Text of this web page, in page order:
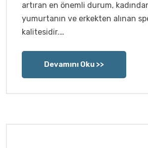
artıran en önemli durum,
yumurtanın ve erkekten alınan
kalitesidir.…
Devamını Oku >>